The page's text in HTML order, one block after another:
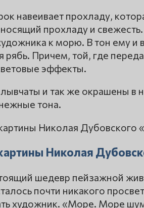
навеивает прохладу,
прохладу и
к морю. В тон ему и
рябь. Причем, той, где
эффекты.
и так же окрашены в
тона.
Николая
шедевр пейзажной
почти никакого
художник. «Море. Море